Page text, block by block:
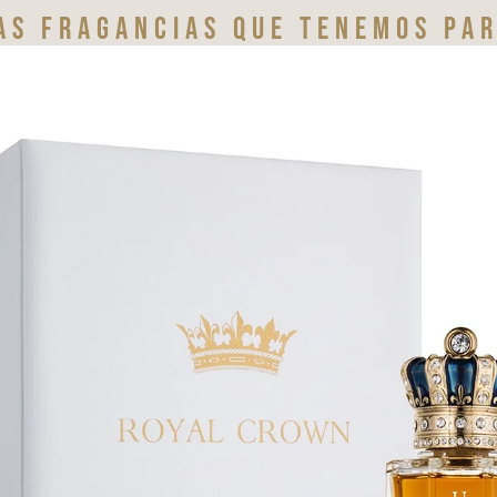
fragancias que tenemos